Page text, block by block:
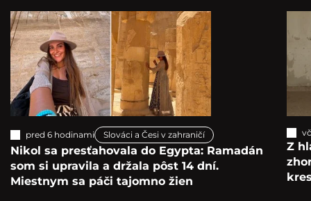
pred 6 hodinami Slováci a Česi v zahraničí
Nikol sa presťahovala do Egypta: Ramadán
som si upravila a držala pôst 14 dní.
Miestnym sa páči tajomno žien
Z